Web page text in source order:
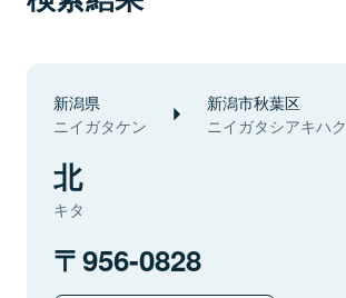
新潟県
ニイガタケン
新潟市秋葉区
ニイガタシアキハク
北
キタ
956-0828